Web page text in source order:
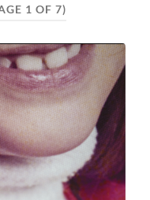
1 OF 7)